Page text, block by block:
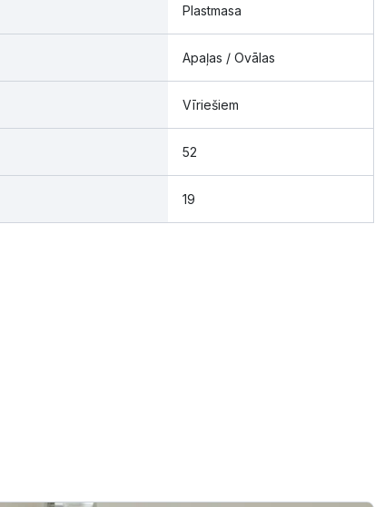
Plastmasa
Apaļas / Ovālas
Vīriešiem
52
19